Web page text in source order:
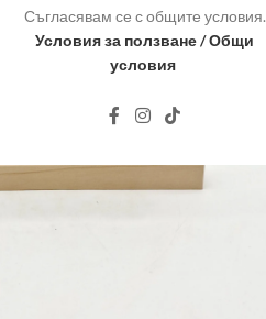
Съгласявам се с общите условия.
Условия за ползване / Общи
условия